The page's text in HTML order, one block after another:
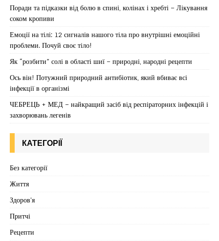
Поради та підказки від болю в спині, колінах і хребті – Лікування
соком кропиви
Емоції на тілі: 12 сигналів нашого тіла про внутрішні емоційні
проблеми. Почуй своє тіло!
Як “розбити” солі в області шиї – природні, народні рецепти
Ось він! Потужний природний антибіотик, який вбиває всі
інфекції в організмі
ЧЕБРЕЦЬ + МЕД – найкращий засіб від респіраторних інфекцій і
захворювань легенів
КАТЕГОРІЇ
Без категорії
Життя
Здоров'я
Притчі
Рецепти